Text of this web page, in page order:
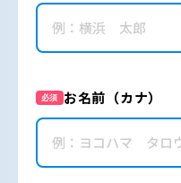
必須 お名前（カナ）